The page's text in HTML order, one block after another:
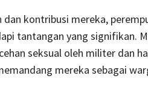
kontribusi mereka,
tantangan yang signifikan.
seksual oleh militer dan
mereka sebagai